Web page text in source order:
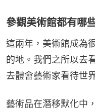
參觀美術館都有哪
這兩年，美術館成為
的地。我們之所以去
去體會藝術家看待世
藝術品在潛移默化中